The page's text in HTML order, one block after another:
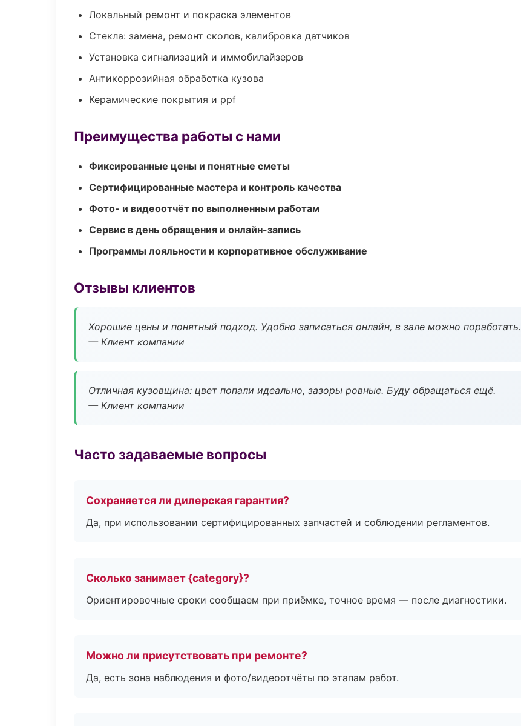
Локальный ремонт и покраска элементов
Стекла: замена, ремонт сколов, калибровка датчиков
Установка сигнализаций и иммобилайзеров
Антикоррозийная обработка кузова
Керамические покрытия и ppf
Преимущества работы с нами
Фиксированные цены и понятные сметы
Сертифицированные мастера и контроль качества
Фото- и видеоотчёт по выполненным работам
Сервис в день обращения и онлайн-запись
Программы лояльности и корпоративное обслуживание
Отзывы клиентов
Хорошие цены и понятный подход. Удобно записаться онлайн, в зале можно поработать.
— Клиент компании
Отличная кузовщина: цвет попали идеально, зазоры ровные. Буду обращаться ещё.
— Клиент компании
Часто задаваемые вопросы
Сохраняется ли дилерская гарантия?
Да, при использовании сертифицированных запчастей и соблюдении регламентов.
Сколько занимает {category}?
Ориентировочные сроки сообщаем при приёмке, точное время — после диагностики.
Можно ли присутствовать при ремонте?
Да, есть зона наблюдения и фото/видеоотчёты по этапам работ.